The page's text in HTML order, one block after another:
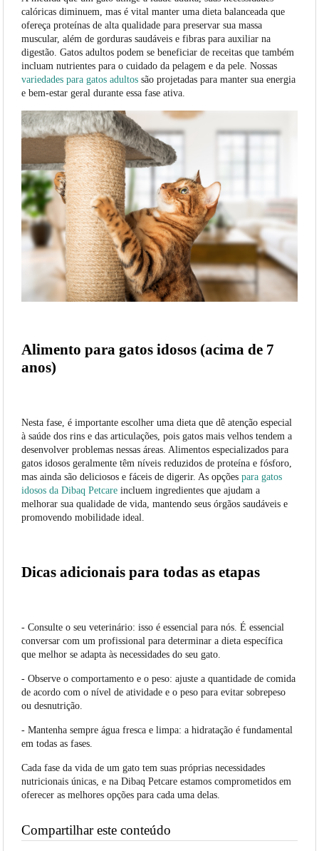
calóricas diminuem, mas é vital manter uma dieta balanceada que
ofereça proteínas de alta qualidade para preservar sua massa
muscular, além de gorduras saudáveis e fibras para auxiliar na
digestão. Gatos adultos podem se beneficiar de receitas que também
incluam nutrientes para o cuidado da pelagem e da pele. Nossas
variedades para gatos adultos são projetadas para manter sua energia
e bem-estar geral durante essa fase ativa.
Alimento para gatos idosos (acima de 7
anos)
Nesta fase, é importante escolher uma dieta que dê atenção especial
à saúde dos rins e das articulações, pois gatos mais velhos tendem a
desenvolver problemas nessas áreas. Alimentos especializados para
gatos idosos geralmente têm níveis reduzidos de proteína e fósforo,
mas ainda são deliciosos e fáceis de digerir. As opçõespara gatos
idosos da Dibaq Petcare incluem ingredientes que ajudam a
melhorar sua qualidade de vida, mantendo seus órgãos saudáveis e
promovendo mobilidade ideal.
Dicas adicionais para todas as etapas
- Consulte o seu veterinário: isso é essencial para nós. É essencial
conversar com um profissional para determinar a dieta específica
que melhor se adapta às necessidades do seu gato.
- Observe o comportamento e o peso: ajuste a quantidade de comida
de acordo com o nível de atividade e o peso para evitar sobrepeso
ou desnutrição.
- Mantenha sempre água fresca e limpa: a hidratação é fundamental
em todas as fases.
Cada fase da vida de um gato tem suas próprias necessidades
nutricionais únicas, e na Dibaq Petcare estamos comprometidos em
oferecer as melhores opções para cada uma delas.
Compartilhar este conteúdo